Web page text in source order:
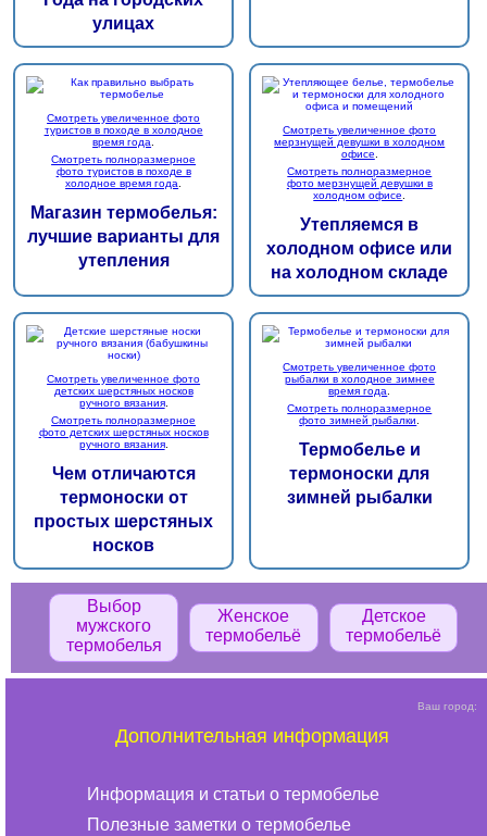
Выбор
мужского
термобелья
Женское
термобельё
Детское
термобельё
улицах
Смотреть увеличенное фото
туристов в походе в холодное
время года
Смотреть полноразмерное
фото туристов в походе в
холодное время года
Магазин термобелья:
лучшие варианты для
утепления
Смотреть увеличенное фото
мерзнущей девушки в холодном
офисе
Смотреть полноразмерное
фото мерзнущей девушки в
холодном офисе
Утепляемся в
холодном офисе или
на холодном складе
Смотреть увеличенное фото
детских шерстяных носков
ручного вязания.
Смотреть полноразмерное
фото детских шерстяных носков
ручного вязания.
Чем отличаются
термоноски от
простых шерстяных
носков
Смотреть увеличенное фото
рыбалки в холодное зимнее
время года
Смотреть полноразмерное
фото зимней рыбалки
Термобелье и
термоноски для
зимней рыбалки
Ваш город:
Дополнительная информация
Информация и статьи о термобелье
Полезные заметки о термобелье